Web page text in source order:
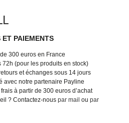
PAIEMENTS
300 euros en France
72h (pour les produits en stock)
et échanges sous 14 jours
avec notre partenaire Payline
à partir de 300 euros d’achat
? Contactez-nous par mail ou par